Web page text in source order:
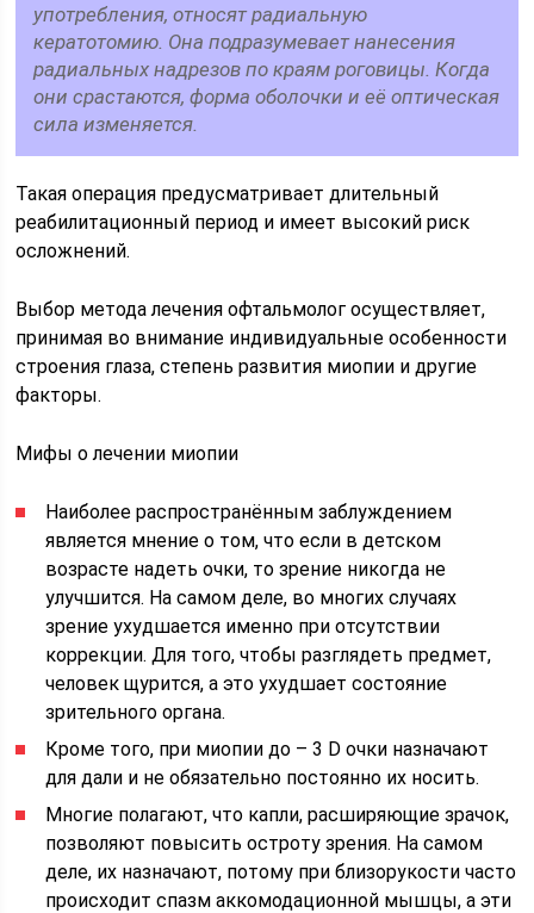
употребления, относят радиальную
кератотомию. Она подразумевает нанесения
радиальных надрезов по краям роговицы. Когда
они срастаются, форма оболочки и её оптическая
сила изменяется.
Такая операция предусматривает длительный
реабилитационный период и имеет высокий риск
осложнений.
Выбор метода лечения офтальмолог осуществляет,
принимая во внимание индивидуальные особенности
строения глаза, степень развития миопии и другие
факторы.
Мифы о лечении миопии
Наиболее распространённым заблуждением
является мнение о том, что если в детском
возрасте надеть очки, то зрение никогда не
улучшится. На самом деле, во многих случаях
зрение ухудшается именно при отсутствии
коррекции. Для того, чтобы разглядеть предмет,
человек щурится, а это ухудшает состояние
зрительного органа.
Кроме того, при миопии до – 3 D очки назначают
для дали и не обязательно постоянно их носить.
Многие полагают, что капли, расширяющие зрачок,
позволяют повысить остроту зрения. На самом
деле, их назначают, потому при близорукости часто
происходит спазм аккомодационной мышцы, а эти